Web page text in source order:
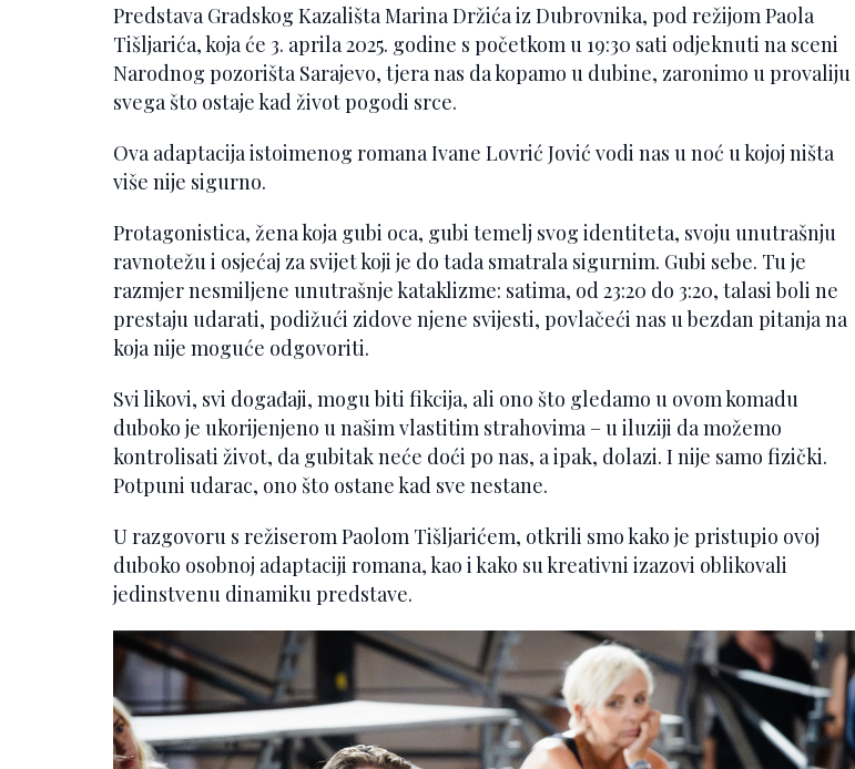
Predstava Gradskog Kazališta Marina Držića iz Dubrovnika, pod režijom Paola
Tišljarića, koja će 3. aprila 2025. godine s početkom u 19:30 sati odjeknuti na sceni
Narodnog pozorišta Sarajevo, tjera nas da kopamo u dubine, zaronimo u provaliju
svega što ostaje kad život pogodi srce.
Ova adaptacija istoimenog romana Ivane Lovrić Jović vodi nas u noć u kojoj ništa
više nije sigurno.
Protagonistica, žena koja gubi oca, gubi temelj svog identiteta, svoju unutrašnju
ravnotežu i osjećaj za svijet koji je do tada smatrala sigurnim. Gubi sebe. Tu je
razmjer nesmiljene unutrašnje kataklizme: satima, od 23:20 do 3:20, talasi boli ne
prestaju udarati, podižući zidove njene svijesti, povlačeći nas u bezdan pitanja na
koja nije moguće odgovoriti.
Svi likovi, svi događaji, mogu biti fikcija, ali ono što gledamo u ovom komadu
duboko je ukorijenjeno u našim vlastitim strahovima – u iluziji da možemo
kontrolisati život, da gubitak neće doći po nas, a ipak, dolazi. I nije samo fizički.
Potpuni udarac, ono što ostane kad sve nestane.
U razgovoru s režiserom Paolom Tišljarićem, otkrili smo kako je pristupio ovoj
duboko osobnoj adaptaciji romana, kao i kako su kreativni izazovi oblikovali
jedinstvenu dinamiku predstave.